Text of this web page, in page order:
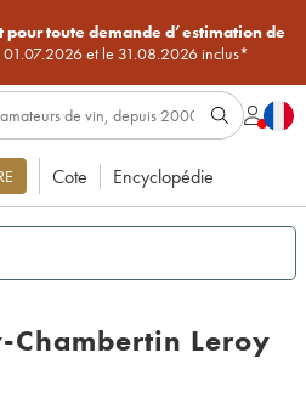
toute demande d’estimation de
01.07.2026 et le 31.08.2026 inclus*
Cote Encyclopédie
Chambertin Leroy